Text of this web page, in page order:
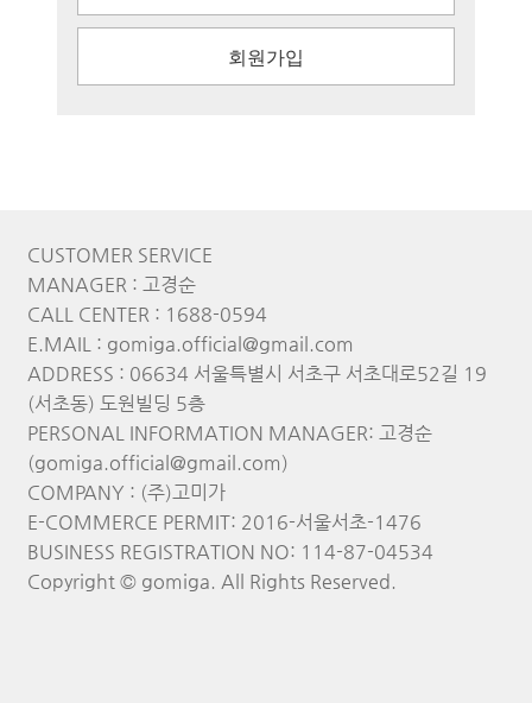
회원가입
CUSTOMER SERVICE
MANAGER : 고경순
CALL CENTER : 1688-0594
E.MAIL : gomiga.official@gmail.com
ADDRESS : 06634 서울특별시 서초구 서초대로52길 19
(서초동) 도원빌딩 5층
PERSONAL INFORMATION MANAGER: 고경순
(gomiga.official@gmail.com)
COMPANY : (주)고미가
E-COMMERCE PERMIT: 2016-서울서초-1476
BUSINESS REGISTRATION NO: 114-87-04534
Copyright © gomiga. All Rights Reserved.